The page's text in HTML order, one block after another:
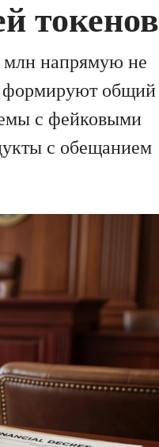
токенов
млн напрямую не
формируют общий
с фейковыми
с обещанием